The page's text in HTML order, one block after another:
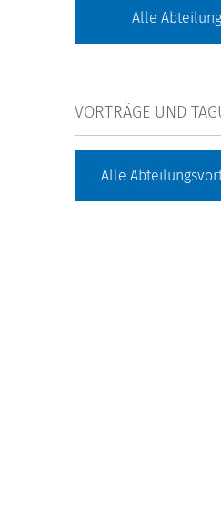
Alle
VORTRÄGE UND
Alle